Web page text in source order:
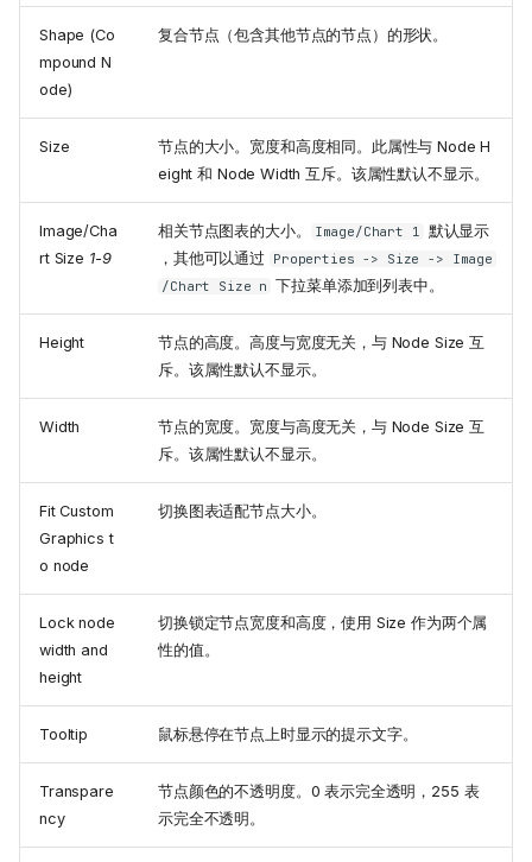
Shape (Co
mpound N
ode)
复合节点（包含其他节点的节点）的形状。
Size
节点的大小。宽度和高度相同。此属性与 Node H
eight 和 Node Width 互斥。该属性默认不显示。
Image/Cha
rt Size 1-9
相关节点图表的大小。 Image/Chart 1 默认显示
，其他可以通过
Properties -> Size -> Image
/Chart Size n 下拉菜单添加到列表中。
Height
节点的高度。高度与宽度无关，与 Node Size 互
斥。该属性默认不显示。
Width
节点的宽度。宽度与高度无关，与 Node Size 互
斥。该属性默认不显示。
Fit Custom
Graphics t
o node
切换图表适配节点大小。
Lock node
width and
height
切换锁定节点宽度和高度，使用 Size 作为两个属
性的值。
Tooltip 鼠标悬停在节点上时显示的提示文字。
Transpare
ncy
节点颜色的不透明度。0 表示完全透明，255 表
示完全不透明。